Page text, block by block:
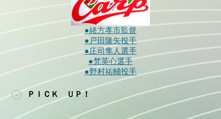
●緒方孝市監督
●戸田隆矢投手
●庄司隼人選手
●梵英心選手
●野村祐輔投手
ＰＩＣＫ ＵＰ！